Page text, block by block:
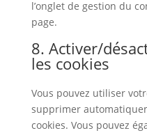
l’onglet de gestion du
page.
8. Activer/
les cookies
Vous pouvez utiliser
supprimer
cookies. Vous pouvez